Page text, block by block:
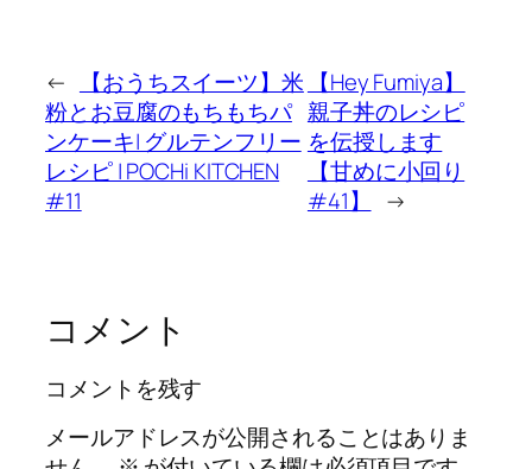
←
【おうちスイーツ】米
粉とお豆腐のもちもちパ
ンケーキ| グルテンフリー
レシピ | POCHi KITCHEN
#11
【Hey Fumiya】
親子丼のレシピ
を伝授します
【甘めに小回り
#41】
→
コメント
コメントを残す
メールアドレスが公開されることはありま